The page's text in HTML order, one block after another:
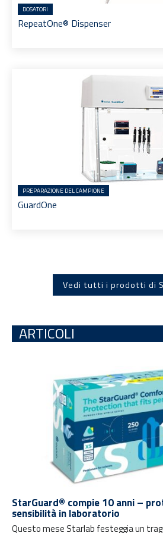
DOSATORI
RepeatOne® Dispenser
PREPARAZIONE DEL CAMPIONE
GuardOne
Vedi tutti i prodotti di
ARTICOLI
StarGuard® compie 10 anni –
sensibilità in laboratorio
Questo mese Starlab festeggia un